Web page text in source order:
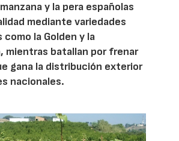
y la pera españolas
mediante variedades
la Golden y la
mientras batallan por frenar
gana la distribución exterior
nacionales.